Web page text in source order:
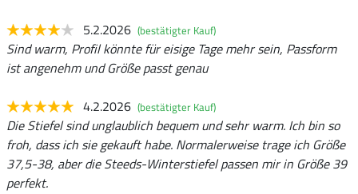
5.2.2026 (bestätigter Kauf)
Sind warm, Profil könnte für eisige Tage mehr sein, Passform
ist angenehm und Größe passt genau
4.2.2026 (bestätigter Kauf)
Die Stiefel sind unglaublich bequem und sehr warm. Ich bin so
froh, dass ich sie gekauft habe. Normalerweise trage ich Größe
37,5-38, aber die Steeds-Winterstiefel passen mir in Größe 39
perfekt.